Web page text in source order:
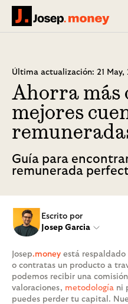
Josep.money
Última actualización: 21 May,
Ahorra más
mejores
Guía para
remunerada
Escrito por
Josep Garcia
Josep.money está respaldado
o contratas un producto a
podemos recibir una
valoraciones, metodología ni
puedes perder tu capital.